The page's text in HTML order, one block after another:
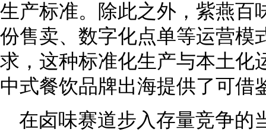
生产标准。除此之外，紫燕百
份售卖、数字化点单等运营模
求，这种标准化生产与本土化
中式餐饮品牌出海提供了可借
在卤味赛道步入存量竞争的